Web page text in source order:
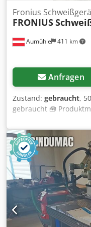
Aumühle 411 km
Fronius
FRONIUS
Anfragen
Zustand: gebraucht,
gebraucht 🧰
Modell: TPS 450 •
rot • Netzabsicherung:
Scheinleistung: 17,2
Schweißstrombereich:
V • Leerlaufspannung:
Schutzart: IP 23 •
MMA, WIG/TIG 💰
Mengenrabatt: auf
auf Anfrage •
Abholung: jederzeit